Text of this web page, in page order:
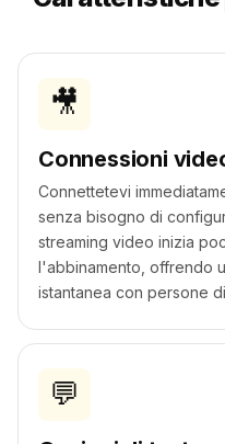
🎥
Connessioni
Connettetevi
senza bisogno di
streaming video inizia
l'abbinamento, offrendo
istantanea con persone
💬